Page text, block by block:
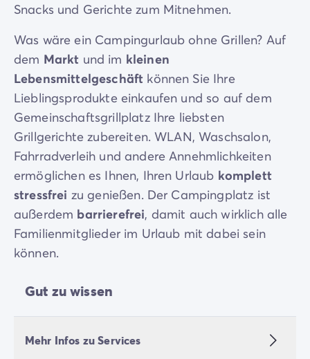
Snacks und Gerichte zum Mitnehmen.
Was wäre ein Campingurlaub ohne Grillen? Auf
dem Markt und im kleinen
Lebensmittelgeschäft können Sie Ihre
Lieblingsprodukte einkaufen und so auf dem
Gemeinschaftsgrillplatz Ihre liebsten
Grillgerichte zubereiten. WLAN, Waschsalon,
Fahrradverleih und andere Annehmlichkeiten
ermöglichen es Ihnen, Ihren Urlaub komplett
stressfrei zu genießen. Der Campingplatz ist
außerdem barrierefrei, damit auch wirklich alle
Familienmitglieder im Urlaub mit dabei sein
können.
Gut zu wissen
Mehr Infos zu Services